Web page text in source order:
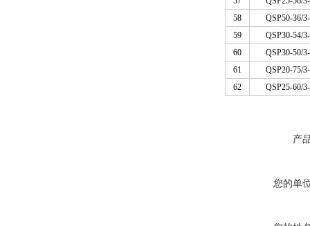
58
QSP50-36/
59
QSP30-54/
60
QSP30-50/
61
QSP20-75/
62
QSP25-60/
产
您的单